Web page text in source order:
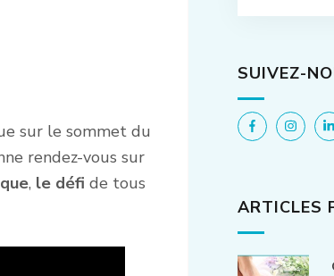
sur le sommet du
rendez-vous sur
, le défi de tous
SUIVEZ-
ARTICLES